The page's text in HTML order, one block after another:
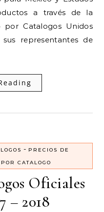
a través de la
por Catalogos Unidos
representantes de
- PRECIOS DE
CATALOGO
Oficiales
– 2018